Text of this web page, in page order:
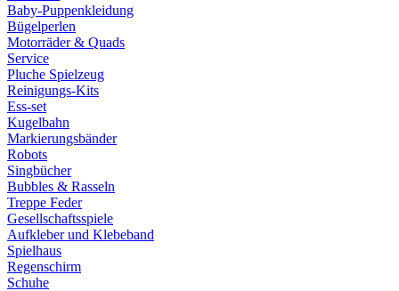
Baby-Puppenkleidung
Bügelperlen
Motorräder & Quads
Service
Pluche Spielzeug
Reinigungs-Kits
Ess-set
Kugelbahn
Markierungsbänder
Robots
Singbücher
Bubbles & Rasseln
Treppe Feder
Gesellschaftsspiele
Aufkleber und Klebeband
Spielhaus
Regenschirm
Schuhe